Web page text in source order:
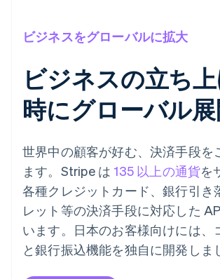
ビジネスをグローバルに拡大
ビジネスの立ち
時にグローバル
世界中の顧客が好む、決済手段を
ます。Stripe は 135 以上の通貨を
各種クレジットカード、銀行引き
レット等の決済手段に対応した
います。日本のお客様向けには、
と銀行振込機能を独自に開発しま